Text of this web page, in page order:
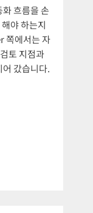
흐름을 손
야 하는지
쪽에서는 자
토 지점과
어 갔습니다.